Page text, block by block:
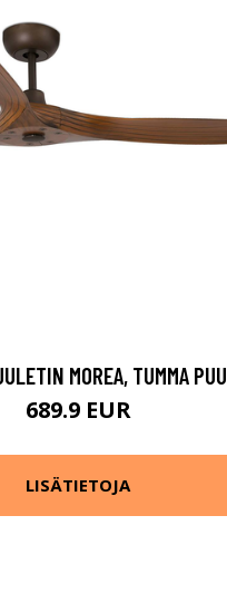
MOREA, TUMMA PUU
689.9 EUR
LISÄTIETOJA